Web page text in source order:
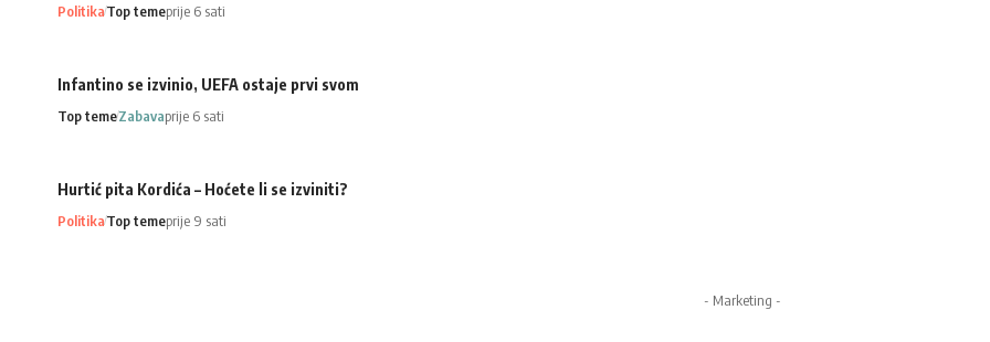
PolitikaTop temeprije 6 sati
Infantino se izvinio, UEFA ostaje prvi svom
Top temeZabavaprije 6 sati
Hurtić pita Kordića – Hoćete li se izviniti?
PolitikaTop temeprije 9 sati
- Marketing -